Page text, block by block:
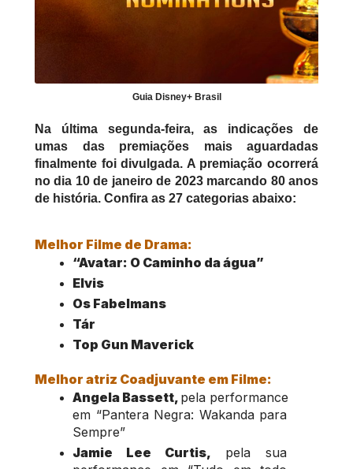
Guia Disney+ Brasil
Na última segunda-feira, as indicações de
umas das premiações mais aguardadas
finalmente foi divulgada. A premiação ocorrerá
no dia 10 de janeiro de 2023 marcando 80 anos
de história. Confira as 27 categorias abaixo:
Melhor Filme de Drama:
“Avatar: O Caminho da água”
Elvis
Os Fabelmans
Tár
Top Gun Maverick
Melhor atriz Coadjuvante em Filme:
Angela Bassett, pela performance
em “Pantera Negra: Wakanda para
Sempre”
Jamie Lee Curtis, pela sua